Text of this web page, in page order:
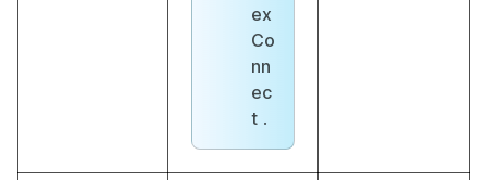
ex
Co
nn
ec
t .